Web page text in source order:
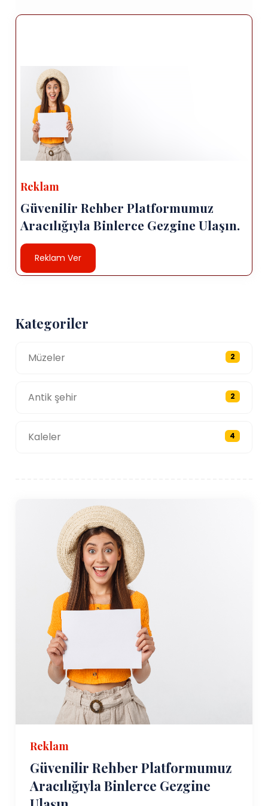
ve doğayı keşfetmek için popüler bir yer.
spesiyalitelerle birleştiren bir mekan.
Denenecek popüler yemeklerden bazıları
arasında "Kebap-ı Bahçe" (kebap-ı Bahçe)
yer alır. kebap), "Bici Bici" (meyve ve buzla
yapılan serinletici bir tatlı) krema) ve
"Katmer" (antep fıstığıyla doldurulmuş bir
hamur işi). Kaçırmayın ziyaretiniz sırasında
seçenekleri sunmaktadır. oteller ve
pansiyonlar dahil. Farklı durumlara uygun
Reklam
Güvenilir Rehber Platformumuz
Aracılığıyla Binlerce Gezgine Ulaşın.
Reklam Ver
Kategoriler
Müzeler 2
Antik şehir 2
Kaleler 4
Reklam
Güvenilir Rehber Platformumuz
Aracılığıyla Binlerce Gezgine